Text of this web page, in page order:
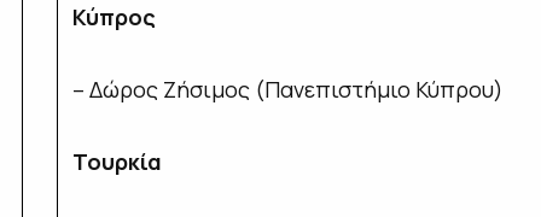
Κύπρος
– Δώρος Ζήσιμος (Πανεπιστήμιο Κύπρου)
Τουρκία